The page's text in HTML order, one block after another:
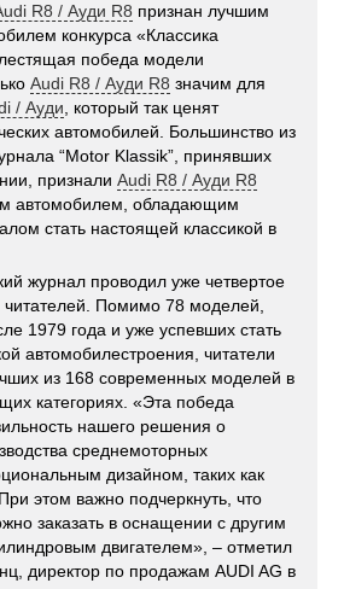
R8 / Ауди R8 признан лучшим
конкурса «Классика
победа модели
Audi R8 / Ауди R8 значим для
/ Ауди, который так ценят
автомобилей. Большинство из
“Motor Klassik”, принявших
призналиAudi R8 / Ауди R8
автомобилем, обладающим
стать настоящей классикой в
журнал проводил уже четвертое
читателей. Помимо 78 моделей,
1979 года и уже успевших стать
автомобилестроения, читатели
из 168 современных моделей в
категориях. «Эта победа
нашего решения о
среднемоторных
дизайном, таких как
этом важно подчеркнуть, что
заказать в оснащении с другим
двигателем», – отметил
директор по продажам AUDI AG в